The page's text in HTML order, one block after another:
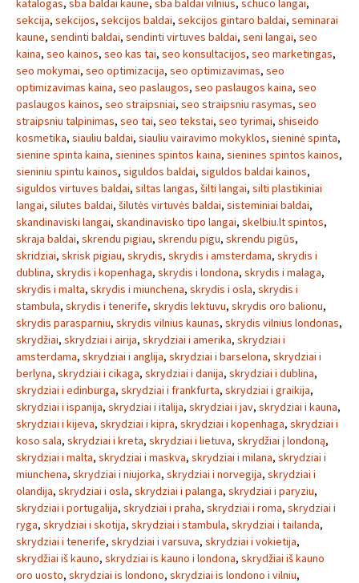
katalogas, sba baldai kaune, sba baldai vilnius, schuco langai,
sekcija, sekcijos, sekcijos baldai, sekcijos gintaro baldai, seminarai
kaune, sendinti baldai, sendinti virtuves baldai, seni langai, seo
kaina, seo kainos, seo kas tai, seo konsultacijos, seo marketingas,
seo mokymai, seo optimizacija, seo optimizavimas, seo
optimizavimas kaina, seo paslaugos, seo paslaugos kaina, seo
paslaugos kainos, seo straipsniai, seo straipsniu rasymas, seo
straipsniu talpinimas, seo tai, seo tekstai, seo tyrimai, shiseido
kosmetika, siauliu baldai, siauliu vairavimo mokyklos, sieninė spinta,
sienine spinta kaina, sienines spintos kaina, sienines spintos kainos,
sieniniu spintu kainos, siguldos baldai, siguldos baldai kainos,
siguldos virtuves baldai, siltas langas, šilti langai, silti plastikiniai
langai, silutes baldai, šilutės virtuvės baldai, sisteminiai baldai,
skandinaviski langai, skandinavisko tipo langai, skelbiu.lt spintos,
skraja baldai, skrendu pigiau, skrendu pigu, skrendu pigūs,
skridziai, skrisk pigiau, skrydis, skrydis i amsterdama, skrydis i
dublina, skrydis i kopenhaga, skrydis i londona, skrydis i malaga,
skrydis i malta, skrydis i miunchena, skrydis i osla, skrydis i
stambula, skrydis i tenerife, skrydis lektuvu, skrydis oro balionu,
skrydis parasparniu, skrydis vilnius kaunas, skrydis vilnius londonas,
skrydžiai, skrydziai i airija, skrydziai i amerika, skrydziai i
amsterdama, skrydziai i anglija, skrydziai i barselona, skrydziai i
berlyna, skrydziai i cikaga, skrydziai i danija, skrydziai i dublina,
skrydziai i edinburga, skrydziai i frankfurta, skrydziai i graikija,
skrydziai i ispanija, skrydziai i italija, skrydziai i jav, skrydziai i kauna,
skrydziai i kijeva, skrydziai i kipra, skrydziai i kopenhaga, skrydziai i
koso sala, skrydziai i kreta, skrydziai i lietuva, skrydžiai į londoną,
skrydziai i malta, skrydziai i maskva, skrydziai i milana, skrydziai i
miunchena, skrydziai i niujorka, skrydziai i norvegija, skrydziai i
olandija, skrydziai i osla, skrydziai i palanga, skrydziai i paryziu,
skrydziai i portugalija, skrydziai i praha, skrydziai i roma, skrydziai i
ryga, skrydziai i skotija, skrydziai i stambula, skrydziai i tailanda,
skrydziai i tenerife, skrydziai i varsuva, skrydziai i vokietija,
skrydžiai iš kauno, skrydziai is kauno i londona, skrydžiai iš kauno
oro uosto, skrydziai is londono, skrydziai is londono i vilniu,